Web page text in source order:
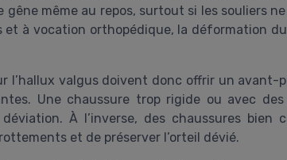
même au repos, surtout si les souliers
à vocation orthopédique, la déformation
l’hallux valgus doivent donc offrir un avant-
Une chaussure trop rigide ou avec
À l’inverse, des chaussures bien
et de préserver l’orteil dévié.